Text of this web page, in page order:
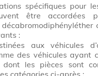
spécifiques pour
être accordées
décabromodiphényléther
:
aux véhicules
des véhicules ayant
les pièces sont
catégories ci-après :